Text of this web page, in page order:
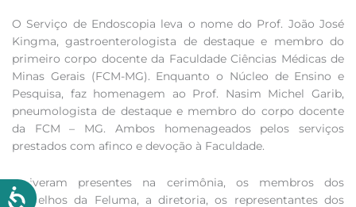
O Serviço de Endoscopia leva o nome do Prof. João José
Kingma, gastroenterologista de destaque e membro do
primeiro corpo docente da Faculdade Ciências Médicas de
Minas Gerais (FCM-MG). Enquanto o Núcleo de Ensino e
Pesquisa, faz homenagem ao Prof. Nasim Michel Garib,
pneumologista de destaque e membro do corpo docente
da FCM – MG. Ambos homenageados pelos serviços
prestados com afinco e devoção à Faculdade.
Estiveram presentes na cerimônia, os membros dos
conselhos da Feluma, a diretoria, os representantes dos